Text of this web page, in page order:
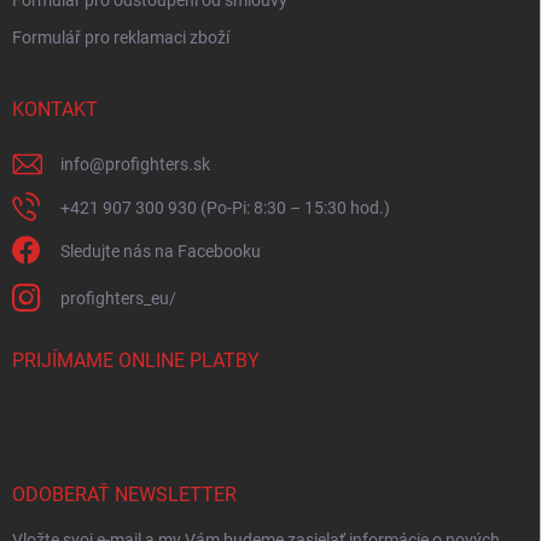
Formulář pro reklamaci zboží
KONTAKT
info@profighters.sk
+421 907 300 930 (Po-Pi: 8:30 – 15:30 hod.)
Sledujte nás na Facebooku
profighters_eu/
PRIJÍMAME ONLINE PLATBY
ODOBERAŤ NEWSLETTER